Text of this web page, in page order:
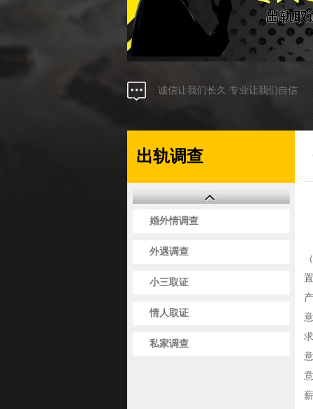
诚信让我们长久 专业让我们自信
出轨调查
婚外情调查
外遇调查
小三取证
情人取证
私家调查